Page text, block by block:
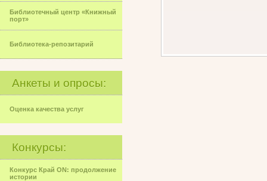
Библиотечный центр «Книжный
порт»
Библиотека-репозитарий
Анкеты и опросы:
Оценка качества услуг
Конкурсы:
Конкурс Край ON: продолжение
истории